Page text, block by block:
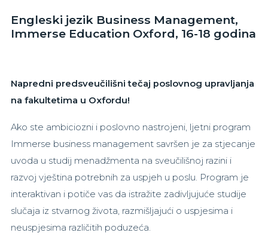
Engleski jezik Business Management,
Immerse Education Oxford, 16-18 godina
Napredni predsveučilišni tečaj poslovnog upravljanja
na fakultetima u Oxfordu!
Ako ste ambiciozni i poslovno nastrojeni, ljetni program
Immerse business management savršen je za stjecanje
uvoda u studij menadžmenta na sveučilišnoj razini i
razvoj vještina potrebnih za uspjeh u poslu. Program je
interaktivan i potiče vas da istražite zadivljujuće studije
slučaja iz stvarnog života, razmišljajući o uspjesima i
neuspjesima različitih poduzeća.